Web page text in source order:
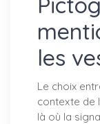
les
Le choix
contexte de
là où la